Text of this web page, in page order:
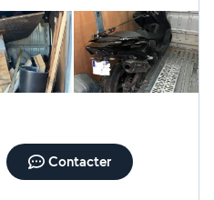
Contacter